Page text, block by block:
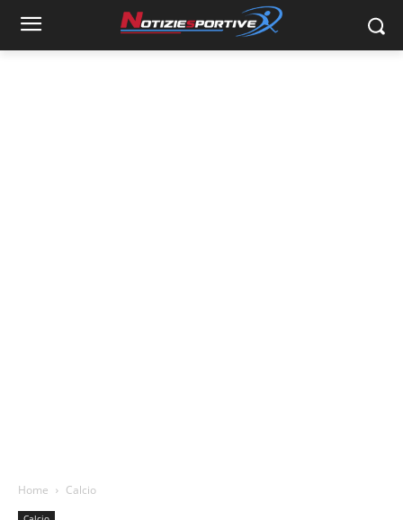
Home Calcio